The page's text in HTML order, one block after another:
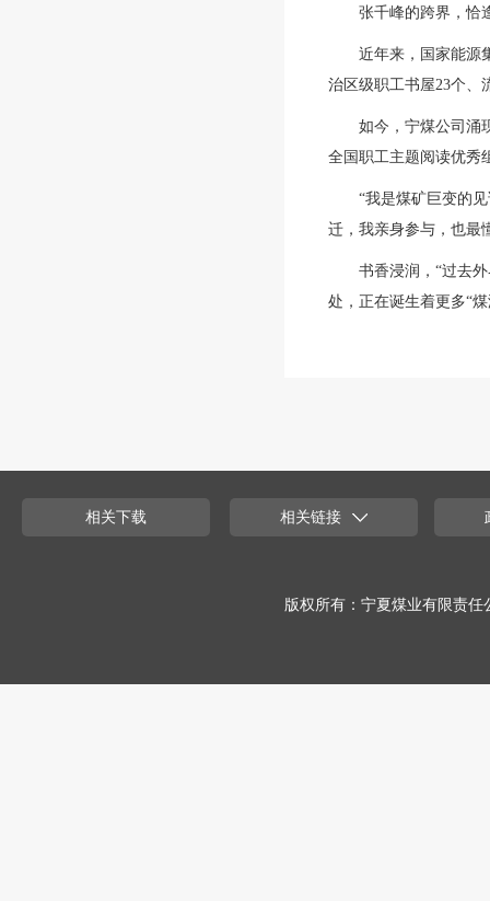
张千峰的跨界，恰
近年来，国家能源
治区级职工书屋23个、
如今，宁煤公司涌
全国职工主题阅读优秀
“我是煤矿巨变的
迁，我亲身参与，也最
书香浸润，“过去
处，正在诞生着更多“
相关下载 相关链接
版权所有：宁夏煤业有限责任